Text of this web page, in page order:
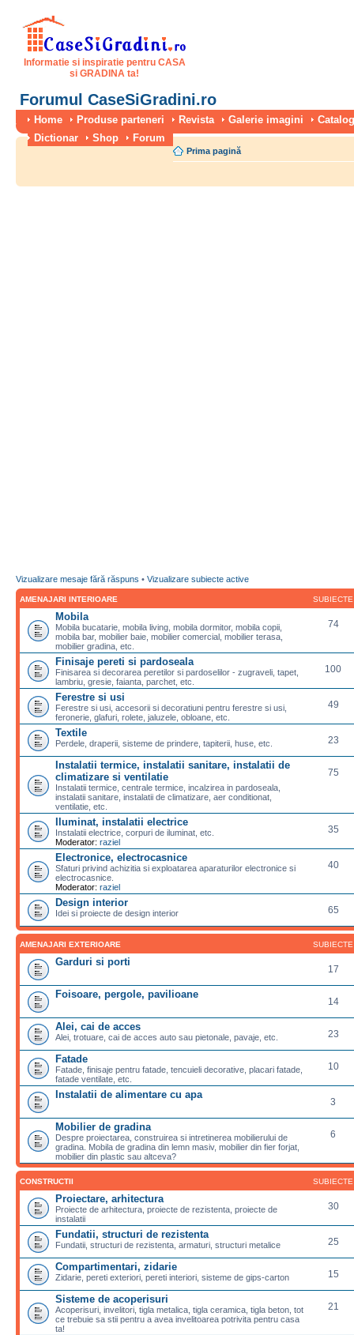
Informatie si inspiratie pentru CASA
si GRADINA ta!
Forumul CaseSiGradini.ro
Home Produse parteneri Revista Galerie imagini
Dictionar
Shop Forum
Prima pagină
Vizualizare mesaje fără răspuns • Vizualizare subiecte active
AMENAJARI INTERIOARE SUBIECTE
Mobila
Mobila bucatarie, mobila living, mobila dormitor, mobila copii,
mobila bar, mobilier baie, mobilier comercial, mobilier terasa,
mobilier gradina, etc.
74
Finisaje pereti si pardoseala
Finisarea si decorarea peretilor si pardoselilor - zugraveli, tapet,
lambriu, gresie, faianta, parchet, etc.
100
Ferestre si usi
Ferestre si usi, accesorii si decoratiuni pentru ferestre si usi,
feronerie, glafuri, rolete, jaluzele, obloane, etc.
49
Textile
Perdele, draperii, sisteme de prindere, tapiterii, huse, etc. 23
Instalatii termice, instalatii sanitare, instalatii de
climatizare si ventilatie
Instalatii termice, centrale termice, incalzirea in pardoseala,
instalatii sanitare, instalatii de climatizare, aer conditionat,
ventilatie, etc.
75
Iluminat, instalatii electrice
Instalatii electrice, corpuri de iluminat, etc.
Moderator: raziel
35
Electronice, electrocasnice
Sfaturi privind achizitia si exploatarea aparaturilor electronice si
electrocasnice.
Moderator: raziel
40
Design interior
Idei si proiecte de design interior 65
AMENAJARI EXTERIOARE SUBIECTE
Garduri si porti
17
Foisoare, pergole, pavilioane
14
Alei, cai de acces
Alei, trotuare, cai de acces auto sau pietonale, pavaje, etc. 23
Fatade
Fatade, finisaje pentru fatade, tencuieli decorative, placari fatade,
fatade ventilate, etc.
10
Instalatii de alimentare cu apa
3
Mobilier de gradina
Despre proiectarea, construirea si intretinerea mobilierului de
gradina. Mobila de gradina din lemn masiv, mobilier din fier forjat,
mobilier din plastic sau altceva?
6
CONSTRUCTII SUBIECTE
Proiectare, arhitectura
Proiecte de arhitectura, proiecte de rezistenta, proiecte de
instalatii
30
Fundatii, structuri de rezistenta
Fundatii, structuri de rezistenta, armaturi, structuri metalice 25
Compartimentari, zidarie
Zidarie, pereti exteriori, pereti interiori, sisteme de gips-carton 15
Sisteme de acoperisuri
Acoperisuri, invelitori, tigla metalica, tigla ceramica, tigla beton, tot
ce trebuie sa stii pentru a avea invelitoarea potrivita pentru casa
ta!
21